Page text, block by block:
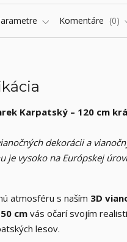
Komentáre 0
Karpatský – 120 cm
dekorácii a
je vysoko na Európskej
atmosféru s naším 3D
cm vás očarí svojím
lesov.